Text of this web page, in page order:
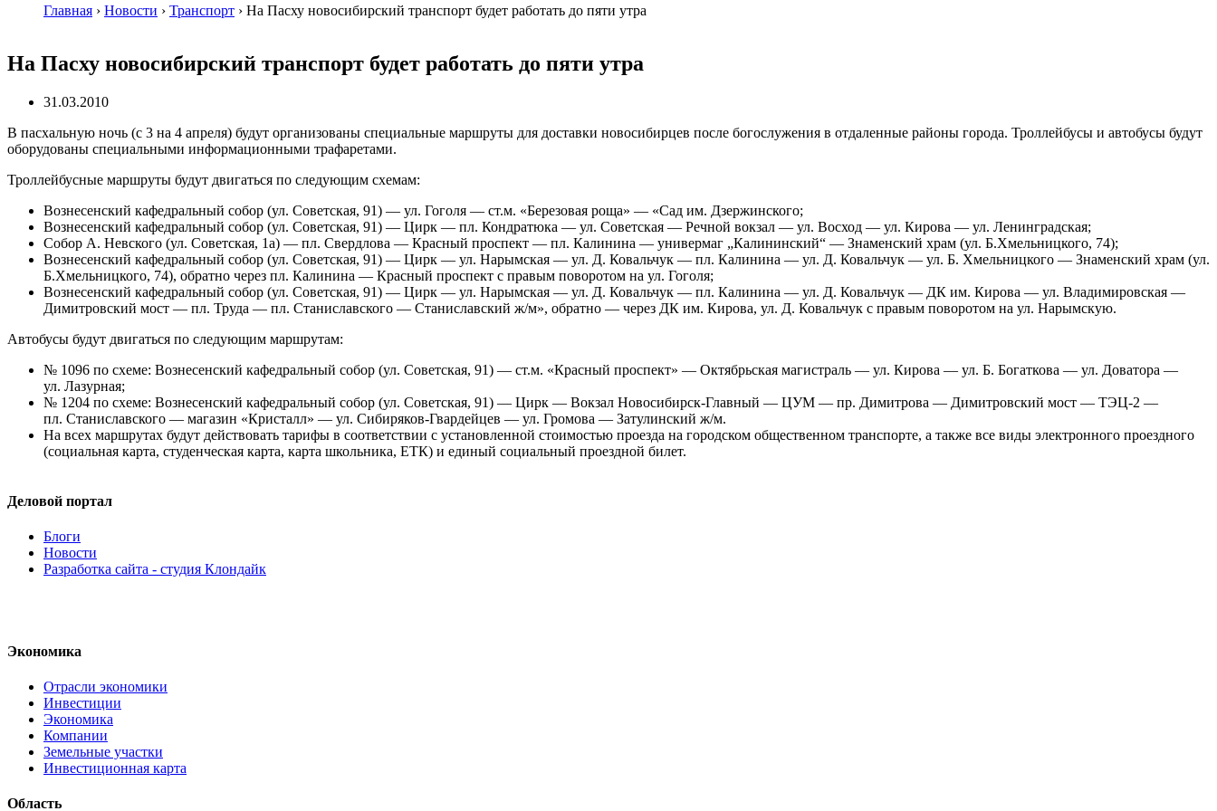
Главная › Новости › Транспорт › На Пасху новосибирский транспорт будет работать до пяти утра
На Пасху новосибирский транспорт будет работать до пяти утра
31.03.2010
В пасхальную ночь (с 3 на 4 апреля) будут организованы специальные маршруты для доставки новосибирцев после богослужения в отдаленные районы города. Троллейбусы и автобусы будут
оборудованы специальными информационными трафаретами.
Троллейбусные маршруты будут двигаться по следующим схемам:
Вознесенский кафедральный собор (ул. Советская, 91) — ул. Гоголя — ст.м. «Березовая роща» — «Сад им. Дзержинского;
Вознесенский кафедральный собор (ул. Советская, 91) — Цирк — пл. Кондратюка — ул. Советская — Речной вокзал — ул. Восход — ул. Кирова — ул. Ленинградская;
Собор А. Невского (ул. Советская, 1а) — пл. Свердлова — Красный проспект — пл. Калинина — универмаг „Калининский“ — Знаменский храм (ул. Б.Хмельницкого, 74);
Вознесенский кафедральный собор (ул. Советская, 91) — Цирк — ул. Нарымская — ул. Д. Ковальчук — пл. Калинина — ул. Д. Ковальчук — ул. Б. Хмельницкого — Знаменский храм (ул.
Б.Хмельницкого, 74), обратно через пл. Калинина — Красный проспект с правым поворотом на ул. Гоголя;
Вознесенский кафедральный собор (ул. Советская, 91) — Цирк — ул. Нарымская — ул. Д. Ковальчук — пл. Калинина — ул. Д. Ковальчук — ДК им. Кирова — ул. Владимировская —
Димитровский мост — пл. Труда — пл. Станиславского — Станиславский ж/м», обратно — через ДК им. Кирова, ул. Д. Ковальчук с правым поворотом на ул. Нарымскую.
Автобусы будут двигаться по следующим маршрутам:
№ 1096 по схеме: Вознесенский кафедральный собор (ул. Советская, 91) — ст.м. «Красный проспект» — Октябрьская магистраль — ул. Кирова — ул. Б. Богаткова — ул. Доватора —
ул. Лазурная;
№ 1204 по схеме: Вознесенский кафедральный собор (ул. Советская, 91) — Цирк — Вокзал Новосибирск-Главный — ЦУМ — пр. Димитрова — Димитровский мост — ТЭЦ-2 —
пл. Станиславского — магазин «Кристалл» — ул. Сибиряков-Гвардейцев — ул. Громова — Затулинский ж/м.
На всех маршрутах будут действовать тарифы в соответствии с установленной стоимостью проезда на городском общественном транспорте, а также все виды электронного проездного
(социальная карта, студенческая карта, карта школьника, ЕТК) и единый социальный проездной билет.
Деловой портал
Блоги
Новости
Разработка сайта - студия Клондайк
Экономика
Отрасли экономики
Инвестиции
Экономика
Компании
Земельные участки
Инвестиционная карта
Область